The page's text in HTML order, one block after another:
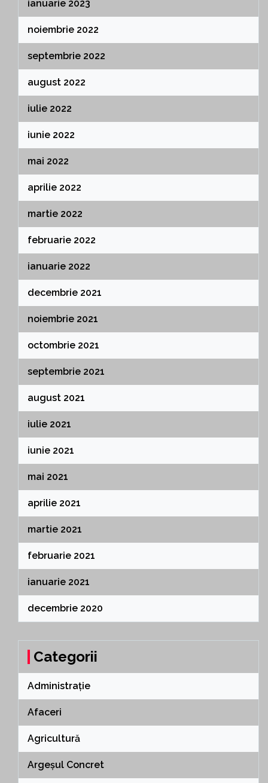
ianuarie 2023
noiembrie 2022
septembrie 2022
august 2022
iulie 2022
iunie 2022
mai 2022
aprilie 2022
martie 2022
februarie 2022
ianuarie 2022
decembrie 2021
noiembrie 2021
octombrie 2021
septembrie 2021
august 2021
iulie 2021
iunie 2021
mai 2021
aprilie 2021
martie 2021
februarie 2021
ianuarie 2021
decembrie 2020
Categorii
Administrație
Afaceri
Agricultură
Argeșul Concret